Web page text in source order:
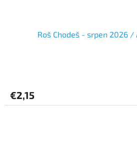
Roš Chodeš - srpen 2026 /
€2,15